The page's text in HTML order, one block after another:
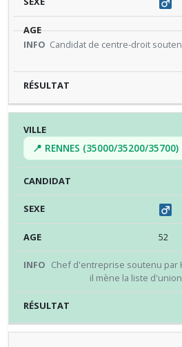
Candidat de centre-droit
📍 RENNES (35000/35200/35700)
52
Chef d'entreprise soutenu par
il mène la liste